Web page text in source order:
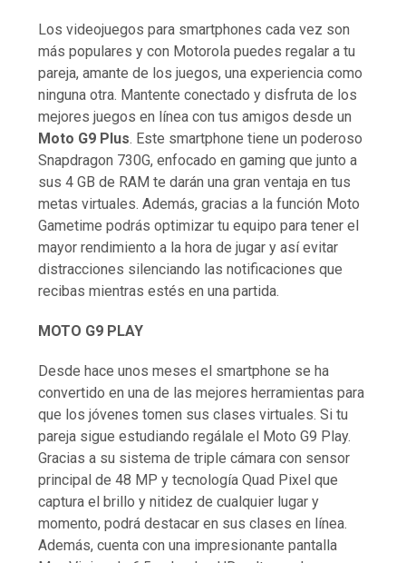
Los videojuegos para smartphones cada vez son
más populares y con Motorola puedes regalar a tu
pareja, amante de los juegos, una experiencia como
ninguna otra. Mantente conectado y disfruta de los
mejores juegos en línea con tus amigos desde un
Moto G9 Plus. Este smartphone tiene un poderoso
Snapdragon 730G, enfocado en gaming que junto a
sus 4 GB de RAM te darán una gran ventaja en tus
metas virtuales. Además, gracias a la función Moto
Gametime podrás optimizar tu equipo para tener el
mayor rendimiento a la hora de jugar y así evitar
distracciones silenciando las notificaciones que
recibas mientras estés en una partida.
MOTO G9 PLAY
Desde hace unos meses el smartphone se ha
convertido en una de las mejores herramientas para
que los jóvenes tomen sus clases virtuales. Si tu
pareja sigue estudiando regálale el Moto G9 Play.
Gracias a su sistema de triple cámara con sensor
principal de 48 MP y tecnología Quad Pixel que
captura el brillo y nitidez de cualquier lugar y
momento, podrá destacar en sus clases en línea.
Además, cuenta con una impresionante pantalla